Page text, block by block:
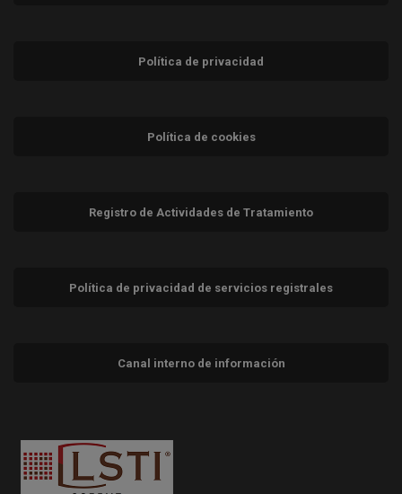
Política de privacidad
Política de cookies
Registro de Actividades de Tratamiento
Política de privacidad de servicios registrales
Canal interno de información